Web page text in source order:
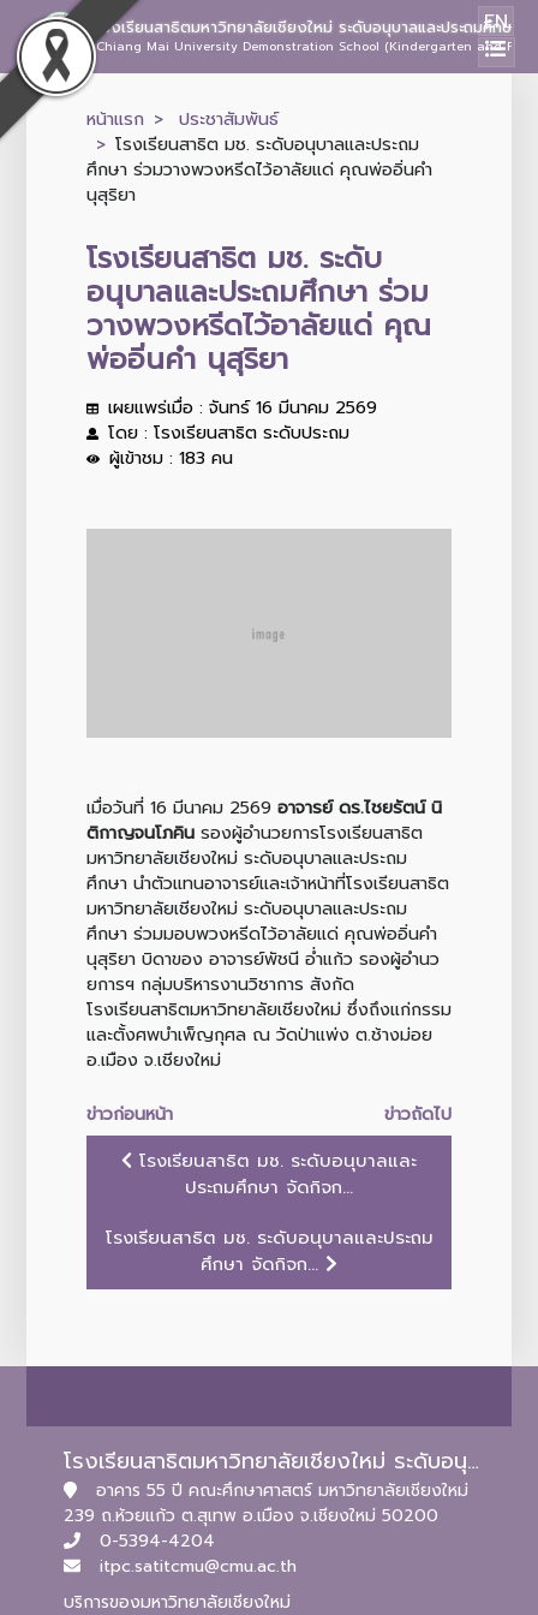
โรงเรียนสาธิตมหาวิทยาลัยเชียงใหม่ ระดับอนุบาลและประถมศึกษา
Chiang Mai University Demonstration School (Kindergarten and
EN
หน้าแรก
ประชาสัมพันธ์
โรงเรียนสาธิต มช. ระดับอนุบาลและประถม
ศึกษา ร่วมวางพวงหรีดไว้อาลัยแด่ คุณพ่ออิ่นคำ
นุสุริยา
โรงเรียนสาธิต มช. ระดับ
อนุบาลและประถมศึกษา ร่วม
วางพวงหรีดไว้อาลัยแด่ คุณ
พ่ออิ่นคำ นุสุริยา
เผยแพร่เมื่อ : จันทร์ 16 มีนาคม 2569
โดย : โรงเรียนสาธิต ระดับประถม
ผู้เข้าชม : 183 คน
เมื่อวันที่ 16 มีนาคม 2569 อาจารย์ ดร.ไชยรัตน์ นิ
ติกาญจนโภคิน รองผู้อำนวยการโรงเรียนสาธิต
มหาวิทยาลัยเชียงใหม่ ระดับอนุบาลและประถม
ศึกษา นำตัวแทนอาจารย์และเจ้าหน้าที่โรงเรียนสาธิต
มหาวิทยาลัยเชียงใหม่ ระดับอนุบาลและประถม
ศึกษา ร่วมมอบพวงหรีดไว้อาลัยแด่ คุณพ่ออิ่นคำ
นุสุริยา บิดาของ อาจารย์พัชนี อ่ำแก้ว รองผู้อำนว
ยการฯ กลุ่มบริหารงานวิชาการ สังกัด
โรงเรียนสาธิตมหาวิทยาลัยเชียงใหม่ ซึ่งถึงแก่กรรม
และตั้งศพบำเพ็ญกุศล ณ วัดป่าแพ่ง ต.ช้างม่อย
อ.เมือง จ.เชียงใหม่
ข่าวก่อนหน้า
ข่าวถัดไป
โรงเรียนสาธิต มช. ระดับอนุบาลและ
ประถมศึกษา จัดกิจก...
โรงเรียนสาธิต มช. ระดับอนุบาลและประถม
ศึกษา จัดกิจก...
โรงเรียนสาธิตมหาวิทยาลัยเชียงใหม่ ระดับอนุบาลและประถมศึกษา
อาคาร 55 ปี คณะศึกษาศาสตร์ มหาวิทยาลัยเชียงใหม่
239 ถ.ห้วยแก้ว ต.สุเทพ อ.เมือง จ.เชียงใหม่ 50200
0-5394-4204
itpc.satitcmu@cmu.ac.th
บริการของมหาวิทยาลัยเชียงใหม่